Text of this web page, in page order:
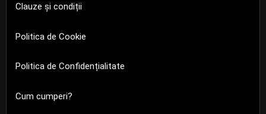
Clauze și condiții
Politica de Cookie
Politica de Confidențialitate
Cum cumperi?